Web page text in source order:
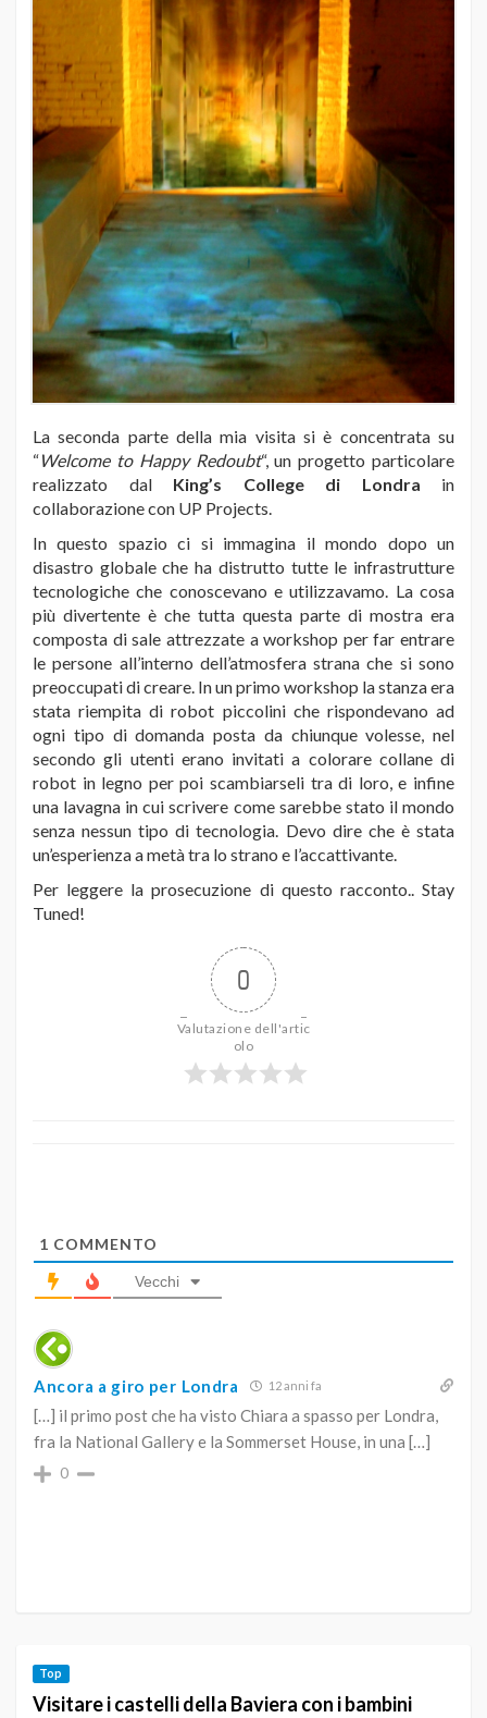
La seconda parte della mia visita si è concentrata su
“Welcome to Happy Redoubt“, un progetto particolare
realizzato dal King’s College di Londra in
collaborazione con UP Projects.
In questo spazio ci si immagina il mondo dopo un
disastro globale che ha distrutto tutte le infrastrutture
tecnologiche che conoscevano e utilizzavamo. La cosa
più divertente è che tutta questa parte di mostra era
composta di sale attrezzate a workshop per far entrare
le persone all’interno dell’atmosfera strana che si sono
preoccupati di creare. In un primo workshop la stanza era
stata riempita di robot piccolini che rispondevano ad
ogni tipo di domanda posta da chiunque volesse, nel
secondo gli utenti erano invitati a colorare collane di
robot in legno per poi scambiarseli tra di loro, e infine
una lavagna in cui scrivere come sarebbe stato il mondo
senza nessun tipo di tecnologia. Devo dire che è stata
un’esperienza a metà tra lo strano e l’accattivante.
Per leggere la prosecuzione di questo racconto.. Stay
Tuned!
0
Valutazione dell'artic
olo
1 COMMENTO
Vecchi
Ancora a giro per Londra 12 anni fa
[…] il primo post che ha visto Chiara a spasso per Londra,
fra la National Gallery e la Sommerset House, in una […]
0
Top
Visitare i castelli della Baviera con i bambini